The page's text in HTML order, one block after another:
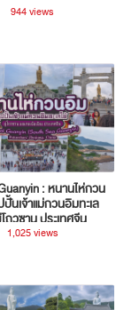
944 views
: หนานไห่กวน
นเจ้าแม่กวนอิมทะเล
ถวซาน ประเทศจีน
1,025 views